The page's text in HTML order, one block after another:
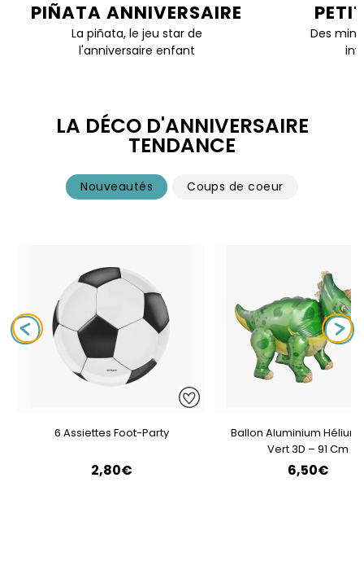
PIÑATA ANNIVERSAIRE
La piñata, le jeu star de
l'anniversaire enfant
Des mini
LA DÉCO D'ANNIVERSAIRE
TENDANCE
Nouveautés Coups de coeur
6 Assiettes Foot-Party
2,80€
Ballon Aluminium Hélium
Vert 3D – 91 Cm
6,50€